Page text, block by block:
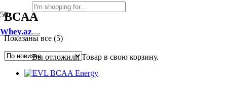
Whey.az
Вы отложилиТовар в свою корзину.
BCAA
Показаны все (5)Сортировка:
недавние